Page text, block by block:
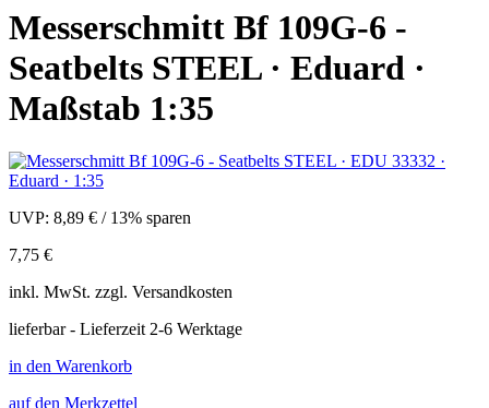
Messerschmitt Bf 109G-6 -
Seatbelts STEEL · Eduard ·
Maßstab 1:35
UVP: 8,89 € / 13% sparen
7,75 €
inkl. MwSt. zzgl. Versandkosten
lieferbar - Lieferzeit 2-6 Werktage
in den Warenkorb
auf den Merkzettel